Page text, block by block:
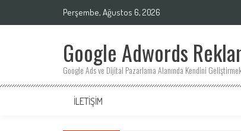
Perşembe, Ağustos 6, 2026
Google Adwords
Google Ads ve Dijital Pazarlama Alanında Kendini
İLETIŞIM